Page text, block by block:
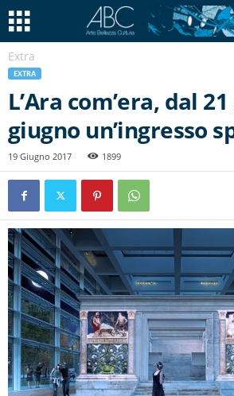
Extra
EXTRA
L’Ara com’era, dal
giugno un’ingresso
19 Giugno 2017 1899